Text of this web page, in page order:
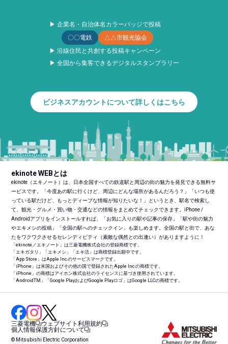
▶ 企業名・自治体名カラーバッジで投稿
〇〇電鉄
△△市観光協会
▶ 沿線住民と共創する投稿キャンペーン
▶ 全国から集客できるデジタルスタンプラリー
ビジネスアカウントについて詳しくはこちら
ekinote WEBとは
ekinote（エキノート）は、日本全国すべての鉄道駅と周辺の街の魅力を発見できる無料サ
ービスです。「今度あの駅に行くけど、周辺にどんな場所があるんだろう？」「いつも使
っている駅だけど、もっとディープな情報が知りたいな！」というとき、駅名で検索し
て、観光・グルメ・買い物・交通などの情報をまとめてチェックできます。iPhone /
Androidアプリをインストールすれば、「お気に入りの駅や記事の保存」「駅や街の魅力
やエキメシの投稿」「全国の駅へのチェックイン」も楽しめます。全国の駅と街で、あな
たをワクワクさせるセレンディピティ（素敵な偶然との出逢い）がありますように！
「ekinote／エキノート」は三菱電機株式会社の登録商標です。
「エキガタリ」「エキメシ」「エキ活」は商標登録出願中です。
「App Store」はApple Inc.のサービスマークです。
「iPhone」は米国およびその他の国で登録されたApple Inc.の商標です。
「iPhone」の商標はアイホン株式会社のライセンスに基づき使用されています。
「AndroidTM 」「Google PlayおよびGoogle Playロゴ」はGoogle LLCの商標です。
三菱電機
ウェブサイト利用規約
個人情報保護方針について
© Mitsubishi Electric Corporation